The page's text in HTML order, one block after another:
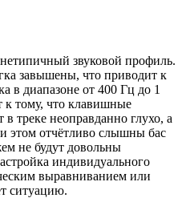
звуковой профиль.
завышены, что приводит к
в диапазоне от 400 Гц до 1
к тому, что клавишные
треке неоправданно глухо, а
этом отчётливо слышны бас
не будут довольны
индивидуального
выравниванием или
ситуацию.